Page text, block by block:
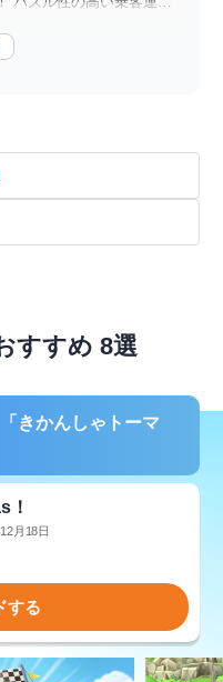
すすめ 8選
きかんしゃトーマ
！
月18日
する